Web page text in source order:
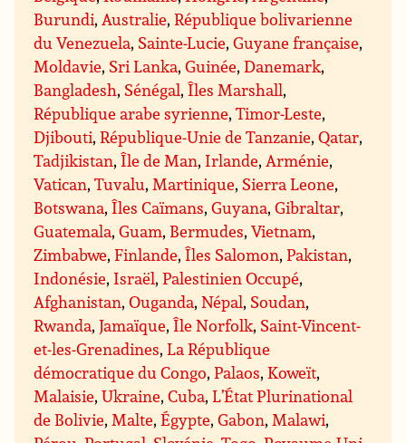
Burundi,Australie,République bolivarienne
du Venezuela, Sainte-Lucie,Guyane française,
Moldavie, Sri Lanka,Guinée,Danemark,
Bangladesh, Sénégal,Îles Marshall,
République arabe syrienne,Timor-Leste,
Djibouti,République-Unie de Tanzanie,Qatar,
Tadjikistan,Île de Man, Irlande,Arménie,
Vatican,Tuvalu,Martinique, Sierra Leone,
Botswana,Îles Caïmans,Guyana,Gibraltar,
Guatemala,Guam, Bermudes,Vietnam,
Zimbabwe,Finlande,Îles Salomon,Pakistan,
Indonésie, Israël,Palestinien Occupé,
Afghanistan,Ouganda,Népal, Soudan,
Rwanda,Jamaïque,Île Norfolk, Saint-Vincent-
et-les-Grenadines,La République
démocratique du Congo,Palaos,Koweït,
Malaisie,Ukraine,Cuba,L’État Plurinational
de Bolivie,Malte,Égypte,Gabon,Malawi,